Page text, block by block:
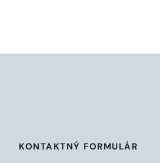
KONTAKTNÝ FORMULÁR